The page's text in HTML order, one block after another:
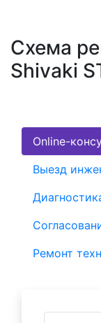
Схема
Shivaki
Online-
Выезд
Ремонт